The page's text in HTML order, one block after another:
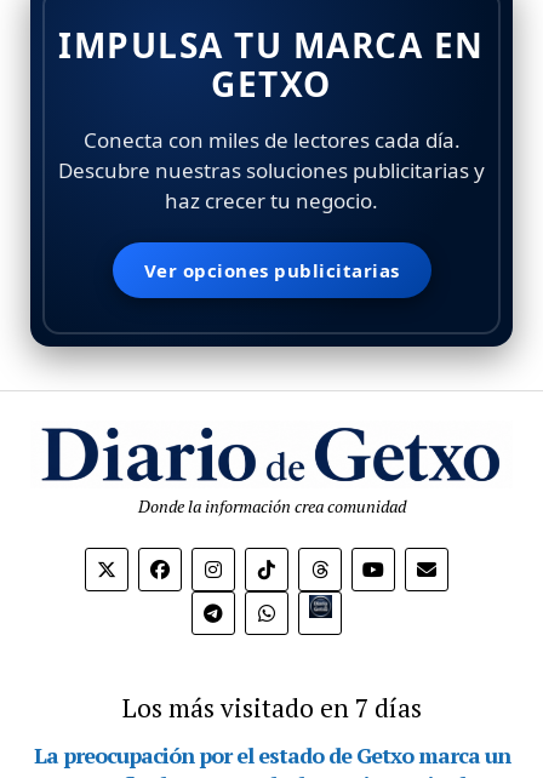
IMPULSA TU MARCA EN
GETXO
Conecta con miles de lectores cada día.
Descubre nuestras soluciones publicitarias y
haz crecer tu negocio.
Ver opciones publicitarias
Donde la información crea comunidad
Bio.link
Los más visitado en 7 días